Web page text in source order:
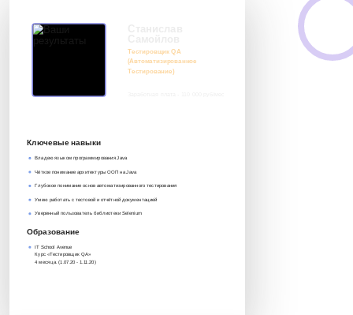
Тестировщик QA
(Автоматизированное
Тестирование)
Ключевые навыки
Владею языком программирования Java
Чёткое понимание архитектуры ООП на Java
Глубокое понимание основ автоматизированного тестирования
Умею работать с тестовой и отчётной документацией
Уверенный пользователь библиотеки Selenium
Образование
IT School Avenue
Курс «Тестировщик QA»‎
4 месяца. (1.07.20 - 1.11.20)